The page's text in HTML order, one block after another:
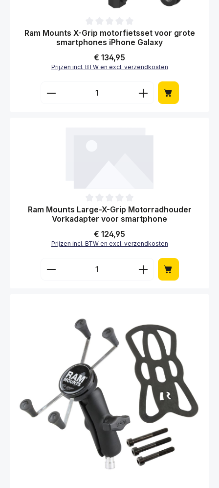
Gemiddelde waardering van 0 van 5 sterren
Ram Mounts X-Grip motorfietsset voor grote
smartphones iPhone Galaxy
Normale prijs:
€ 134,95
Prijzen incl. BTW en excl. verzendkosten
Producthoeveelheid: Voer de gewenste
Gemiddelde waardering van 0 van 5 sterren
Ram Mounts Large-X-Grip Motorradhouder
Vorkadapter voor smartphone
Normale prijs:
€ 124,95
Prijzen incl. BTW en excl. verzendkosten
Producthoeveelheid: Voer de gewenste